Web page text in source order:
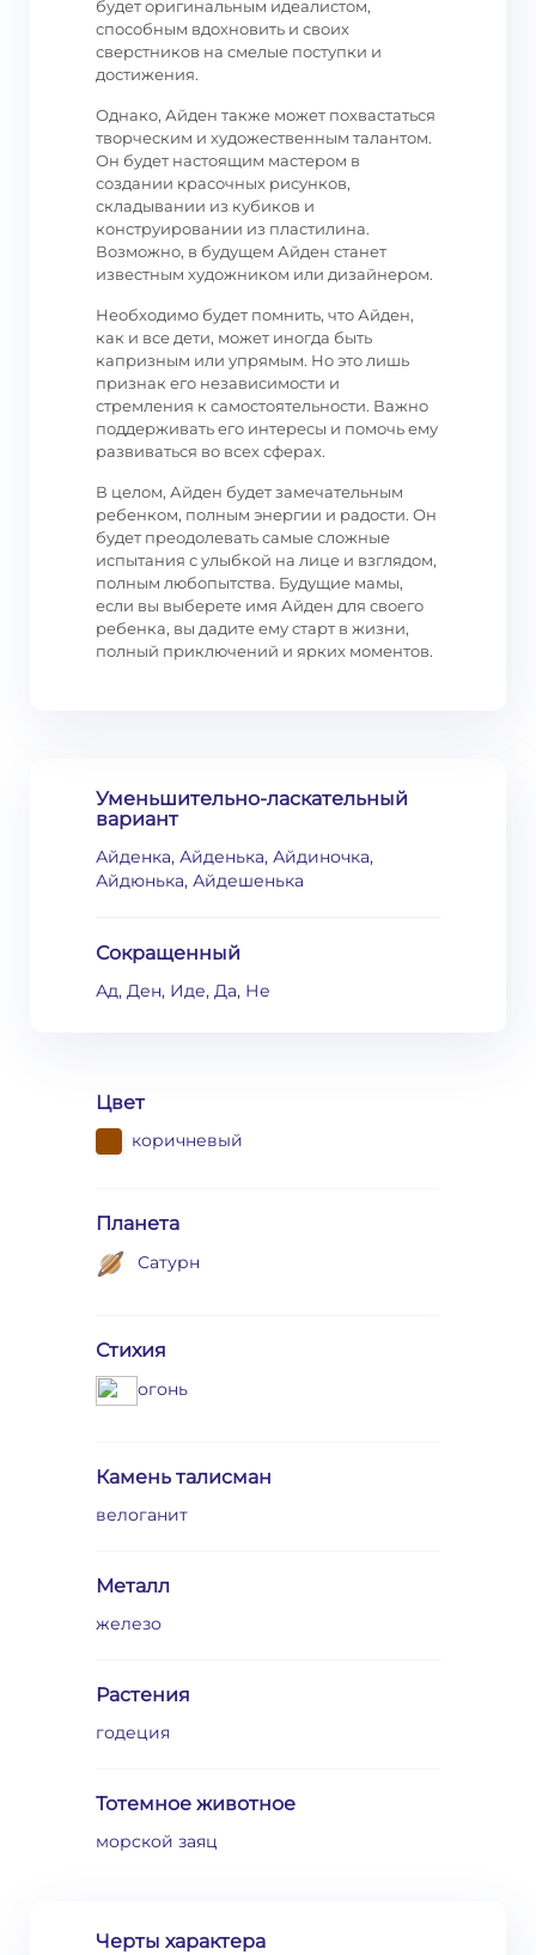
будет оригинальным идеалистом,
способным вдохновить и своих
сверстников на смелые поступки и
достижения.
Однако, Айден также может похвастаться
творческим и художественным талантом.
Он будет настоящим мастером в
создании красочных рисунков,
складывании из кубиков и
конструировании из пластилина.
Возможно, в будущем Айден станет
известным художником или дизайнером.
Необходимо будет помнить, что Айден,
как и все дети, может иногда быть
капризным или упрямым. Но это лишь
признак его независимости и
стремления к самостоятельности. Важно
поддерживать его интересы и помочь ему
развиваться во всех сферах.
В целом, Айден будет замечательным
ребенком, полным энергии и радости. Он
будет преодолевать самые сложные
испытания с улыбкой на лице и взглядом,
полным любопытства. Будущие мамы,
если вы выберете имя Айден для своего
ребенка, вы дадите ему старт в жизни,
полный приключений и ярких моментов.
Уменьшительно-ласкательный
вариант
Айденка, Айденька, Айдиночка,
Айдюнька, Айдешенька
Сокращенный
Ад, Ден, Иде, Да, Не
Цвет
коричневый
Планета
Сатурн
Стихия
огонь
Камень талисман
велоганит
Металл
железо
Растения
годеция
Тотемное животное
морской заяц
Черты характера